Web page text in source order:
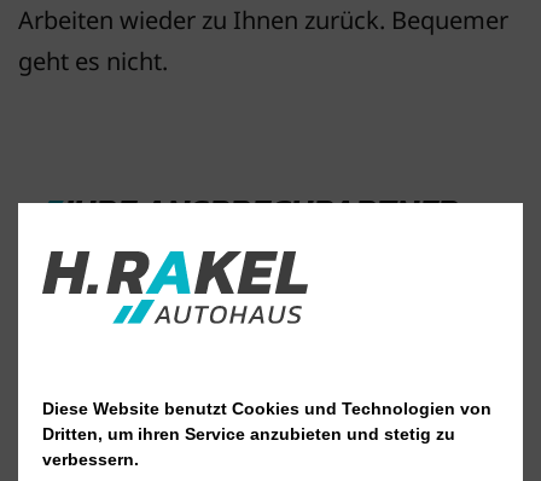
Arbeiten wieder zu Ihnen zurück. Bequemer
geht es nicht.
IHRE ANSPRECHPARTNER
Diese Website benutzt Cookies und Technologien von
Dritten, um ihren Service anzubieten und stetig zu
verbessern.